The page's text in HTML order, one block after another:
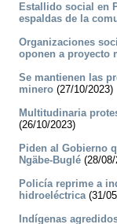
Estallido social en
espaldas de la
Organizaciones
oponen a proyecto
Se mantienen las
minero (27/10/2023)
Multitudinaria
(26/10/2023)
Piden al Gobierno
Ngäbe-Buglé (28/
Policía reprime a
hidroeléctrica(31/
Indígenas